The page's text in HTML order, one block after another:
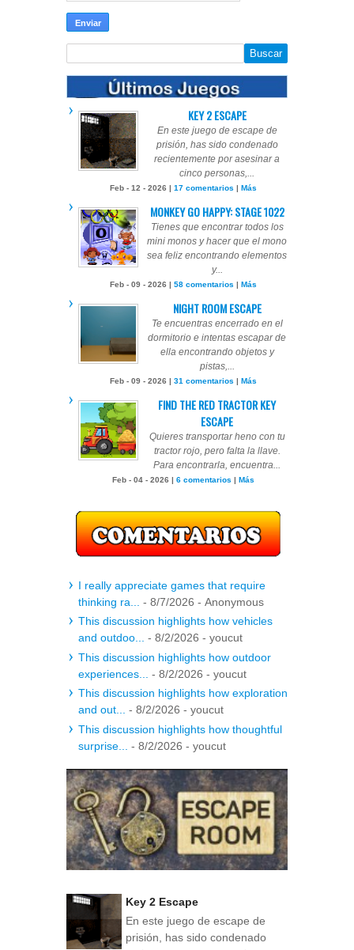
KEY 2 ESCAPE
En este juego de escape de
prisión, has sido condenado
recientemente por asesinar a
cinco personas,...
Feb - 12 - 2026 | 17 comentarios | Más
MONKEY GO HAPPY: STAGE 1022
Tienes que encontrar todos los
mini monos y hacer que el mono
sea feliz encontrando elementos
y...
Feb - 09 - 2026 | 58 comentarios | Más
NIGHT ROOM ESCAPE
Te encuentras encerrado en el
dormitorio e intentas escapar de
ella encontrando objetos y
pistas,...
Feb - 09 - 2026 | 31 comentarios | Más
FIND THE RED TRACTOR KEY
ESCAPE
Quieres transportar heno con tu
tractor rojo, pero falta la llave.
Para encontrarla, encuentra...
Feb - 04 - 2026 | 6 comentarios | Más
I really appreciate games that require
thinking ra...
- 8/7/2026 - Anonymous
This discussion highlights how vehicles
and outdoo... - 8/2/2026 - youcut
This discussion highlights how outdoor
experiences...
- 8/2/2026 - youcut
This discussion highlights how exploration
and out... - 8/2/2026 - youcut
This discussion highlights how thoughtful
surprise...
- 8/2/2026 - youcut
Key 2 Escape
En este juego de escape de
prisión, has sido condenado